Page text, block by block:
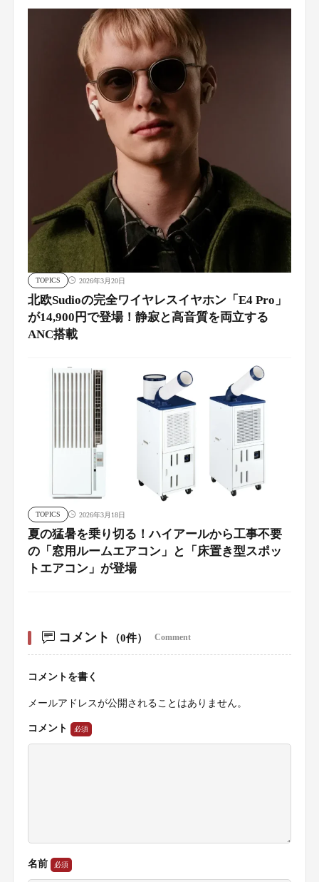
TOPICS 2026年3月20日
北欧Sudioの完全ワイヤレスイヤホン「E4 Pro」
が14,900円で登場！静寂と高音質を両立する
ANC搭載
TOPICS 2026年3月18日
夏の猛暑を乗り切る！ハイアールから工事不要
の「窓用ルームエアコン」と「床置き型スポッ
トエアコン」が登場
コメント （0件） Comment
コメントを書く
メールアドレスが公開されることはありません。
コメント
名前